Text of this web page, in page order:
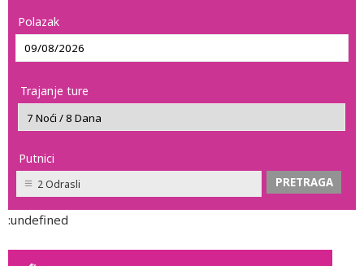
Polazak
Trajanje ture
Putnici
2 Odrasli
:undefined